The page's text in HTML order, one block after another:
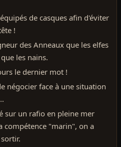
de casques afin d'éviter
!
des Anneaux que les elfes
les nains.
le dernier mot !
négocier face à une situation
sur un rafio en pleine mer
compétence "marin", on a